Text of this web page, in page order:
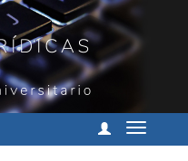
Cambiar